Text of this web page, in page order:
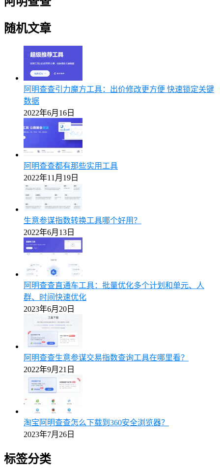
随机文章
阿明查查引力魔方工具：出价修改更方便 快速锁定关键
数据
2022年6月16日
阿明查查都有那些实用工具
2022年11月19日
生意参谋指数转换工具哪个好用？
2022年6月13日
阿明查查直通车工具：批量优化多个计划和单元、人
群、时间快速优化
2023年6月20日
阿明查查生意参谋交易指数查询工具在哪里看？
2022年9月21日
淘宝阿明查查怎么下载到360安全浏览器？
2023年7月26日
标签分类